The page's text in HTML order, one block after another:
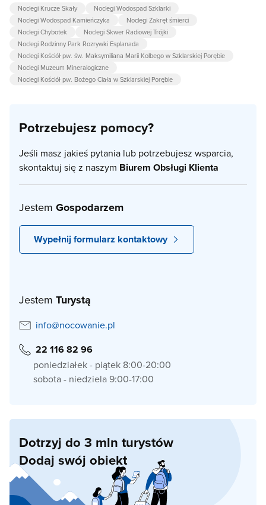
Noclegi Krucze Skały
Noclegi Wodospad Szklarki
Noclegi Wodospad Kamieńczyka
Noclegi Zakręt śmierci
Noclegi Chybotek
Noclegi Skwer Radiowej Trójki
Noclegi Rodzinny Park Rozrywki Esplanada
Noclegi Kościół pw. św. Maksymiliana Marii Kolbego w Szklarskiej Porębie
Noclegi Muzeum Mineralogiczne
Noclegi Kościół pw. Bożego Ciała w Szklarskiej Porębie
Potrzebujesz pomocy?
Jeśli masz jakieś pytania lub potrzebujesz wsparcia,
skontaktuj się z naszym Biurem Obsługi Klienta
Jestem Gospodarzem
Wypełnij formularz kontaktowy
Jestem Turystą
info@nocowanie.pl
22 116 82 96
poniedziałek - piątek 8:00-20:00
sobota - niedziela 9:00-17:00
Dotrzyj do 3 mln turystów
Dodaj swój obiekt